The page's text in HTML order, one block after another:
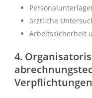
ärztliche
Arbeitssicherheit
4.
Verpflichtungen